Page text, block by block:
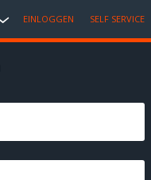
EINLOGGEN SELF SERVICE